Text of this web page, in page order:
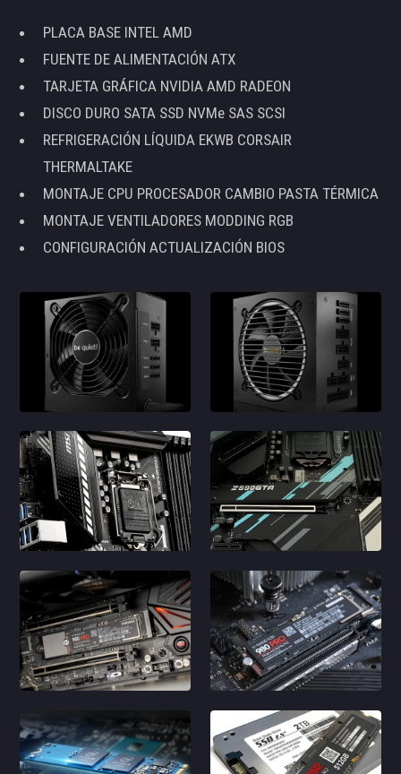
PLACA BASE INTEL AMD
FUENTE DE ALIMENTACIÓN ATX
TARJETA GRÁFICA NVIDIA AMD RADEON
DISCO DURO SATA SSD NVMe SAS SCSI
REFRIGERACIÓN LÍQUIDA EKWB CORSAIR
THERMALTAKE
MONTAJE CPU PROCESADOR CAMBIO PASTA TÉRMICA
MONTAJE VENTILADORES MODDING RGB
CONFIGURACIÓN ACTUALIZACIÓN BIOS